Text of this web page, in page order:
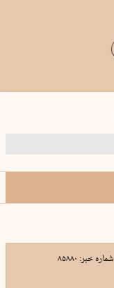
شماره خبر: ۸۵۸۸۰